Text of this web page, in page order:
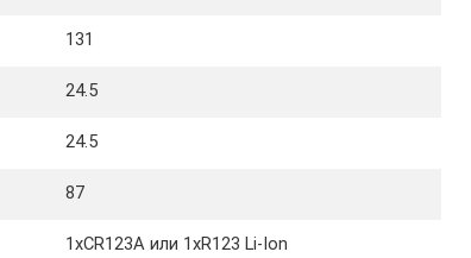
131
24.5
24.5
87
1xCR123A или 1xR123 Li-Ion